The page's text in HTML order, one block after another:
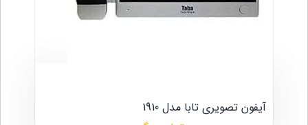
آیفون تصویری تابا مدل 1910